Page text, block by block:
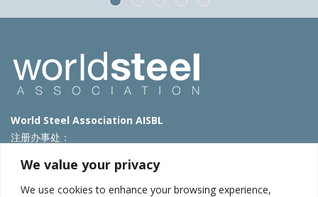
We value your privacy
We use cookies to enhance your browsing experience,
World Steel Association AISBL
注册办事处：
T: +32 2 702 89 00 – E:steel@worldsteel.org